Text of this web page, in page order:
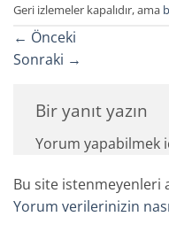
Geri izlemeler kapalıdır, ama
← Önceki
Sonraki →
Bir yanıt yazın
Yorum yapabilmek
Bu site istenmeyenleri
Yorum verilerinizin